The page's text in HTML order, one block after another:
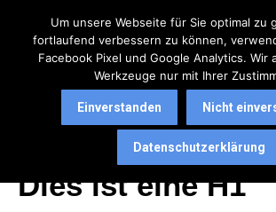
Dies ist eine H1
Um unsere Webseite für Sie optimal zu
fortlaufend verbessern zu können,
Facebook Pixel und Google Analytics. Wir
Werkzeuge nur mit Ihrer
Einverstanden Nicht
Datenschutzerklärung